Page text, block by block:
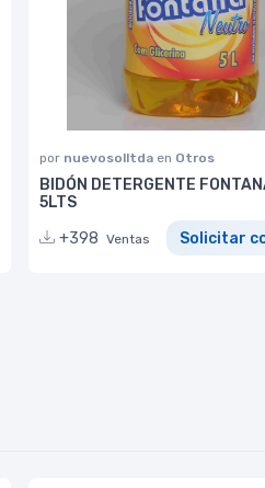
por nuevosolltda en Otros
BIDÓN DETERGENTE
5LTS
+398 Ventas Solicitar